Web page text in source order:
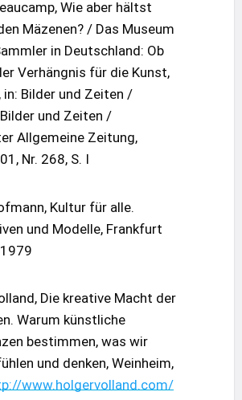
Wie aber hältst
Mäzenen? / Das Museum
in Deutschland: Ob
Verhängnis für die Kunst,
Bilder und Zeiten /
und Zeiten /
Allgemeine Zeitung,
Nr. 268, S. I
Kultur für alle.
und Modelle, Frankfurt
Die kreative Macht der
Warum künstliche
bestimmen, was wir
und denken, Weinheim,
www.holgervolland.com/